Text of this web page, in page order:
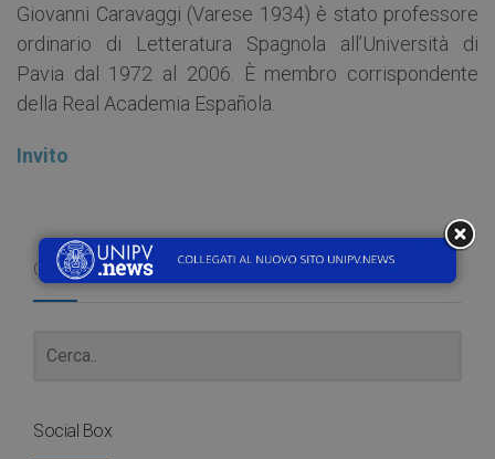
Giovanni Caravaggi (Varese 1934) è stato professore
ordinario di Letteratura Spagnola all’Università di
Pavia dal 1972 al 2006. È membro corrispondente
della Real Academia Española.
Invito
Cerca
Social Box